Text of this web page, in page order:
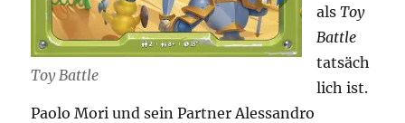
Toy Battle
alsToy
Battle
tatsäch
lich ist.
Paolo Mori und sein Partner Alessandro